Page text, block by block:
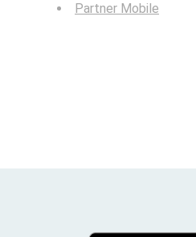
Partner Mobile